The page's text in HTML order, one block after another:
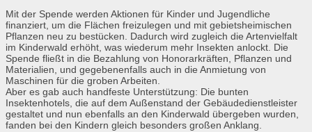
Mit der Spende werden Aktionen für Kinder und Jugendliche
finanziert, um die Flächen freizulegen und mit gebietsheimischen
Pflanzen neu zu bestücken. Dadurch wird zugleich die Artenvielfalt
im Kinderwald erhöht, was wiederum mehr Insekten anlockt. Die
Spende fließt in die Bezahlung von Honorarkräften, Pflanzen und
Materialien, und gegebenenfalls auch in die Anmietung von
Maschinen für die groben Arbeiten.
Aber es gab auch handfeste Unterstützung: Die bunten
Insektenhotels, die auf dem Außenstand der Gebäudedienstleister
gestaltet und nun ebenfalls an den Kinderwald übergeben wurden,
fanden bei den Kindern gleich besonders großen Anklang.